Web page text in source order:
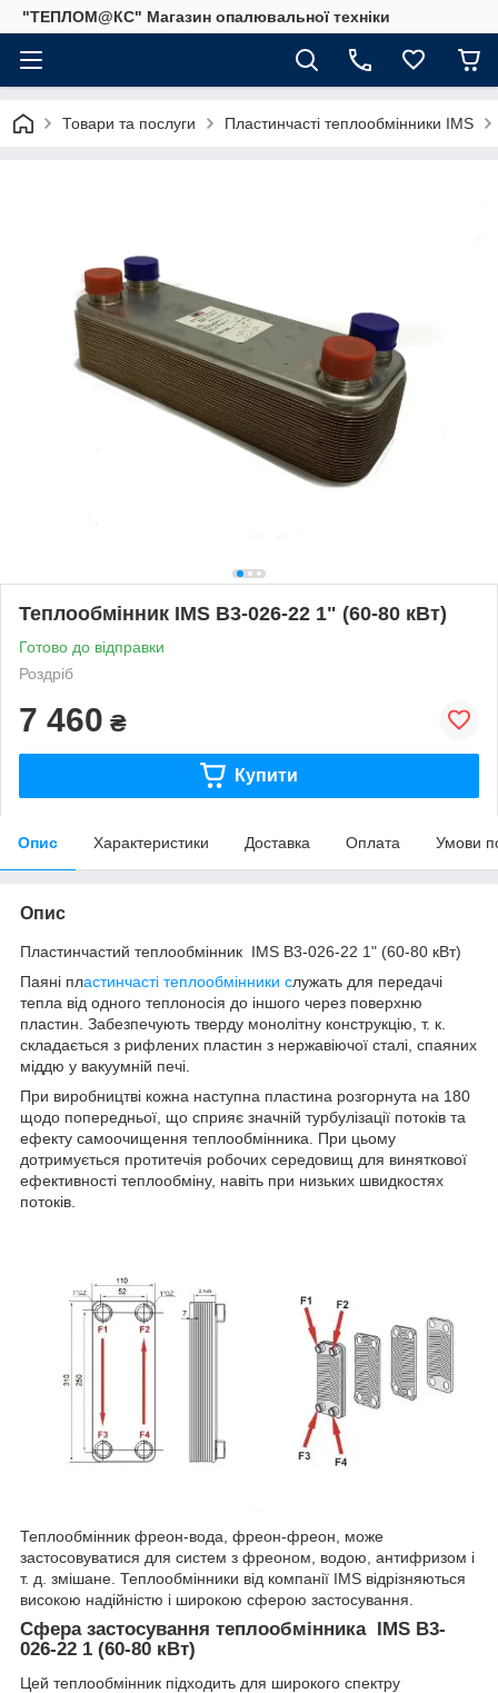
"ТЕПЛОМ@КС" Магазин опалювальної техніки
Товари та послуги Пластинчасті теплообмінники IMS
Теплообмінник IMS B3-026-22 1" (60-80 кВт)
Готово до відправки
Роздріб
7 460 ₴
Купити
Опис Характеристики Доставка Оплата Умови
Опис
Пластинчастий теплообмінник IMS B3-026-22 1" (60-80 кВт)
Паяні пластинчасті теплообмінники служать для передачі
тепла від одного теплоносія до іншого через поверхню
пластин. Забезпечують тверду монолітну конструкцію, т. к.
складається з рифлених пластин з нержавіючої сталі, спаяних
міддю у вакуумній печі.
При виробництві кожна наступна пластина розгорнута на 180
щодо попередньої, що сприяє значній турбулізації потоків та
ефекту самоочищення теплообмінника. При цьому
дотримується протитечія робочих середовищ для виняткової
ефективності теплообміну, навіть при низьких швидкостях
потоків.
Теплообмінник фреон-вода, фреон-фреон, може
застосовуватися для систем з фреоном, водою, антифризом і
т. д. змішане. Теплообмінники від компанії IMS відрізняються
високою надійністю і широкою сферою застосування.
Сфера застосування теплообмінника IMS B3-
026-22 1 (60-80 кВт)
Цей теплообмінник підходить для широкого спектру